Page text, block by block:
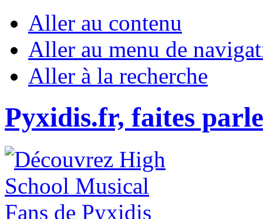
Aller au contenu
Aller au menu de
Aller à la recherche
Pyxidis.fr, faites